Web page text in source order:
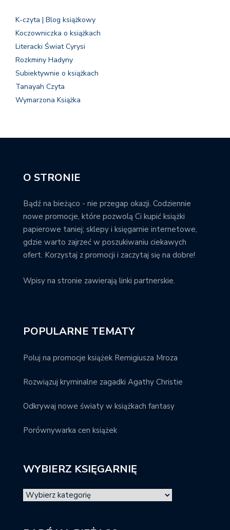
K-czyta | Blog książkowy
Koczowniczka o książkach
Literacki Świat Cyrysi
Rozkminy Hadyny
Subiektywnie o książkach
Tanayah Czyta
Wymarzona Książka
O STRONIE
Bądź na bieżąco - nie przegap okazji. Codziennie
nowe promocje, które pozwolą Ci kupić książki
papierowe taniej; sklepy i księgarnie internetowe,
gdzie warto zajrzeć w poszukiwaniu ciekawych
ofert. Korzystaj z promocji i zaczytaj się na dobre!
Wpisy na stronie zawierają linki partnerskie.
POPULARNE TEMATY
Poluj na promocje książek Remigiusza Mroza
Rozwiązuj kryminalne zagadki Agathy Christie
Odkrywaj nowe światy w książkach fantasy
Porównywarka cen książek
WYBIERZ KSIĘGARNIĘ